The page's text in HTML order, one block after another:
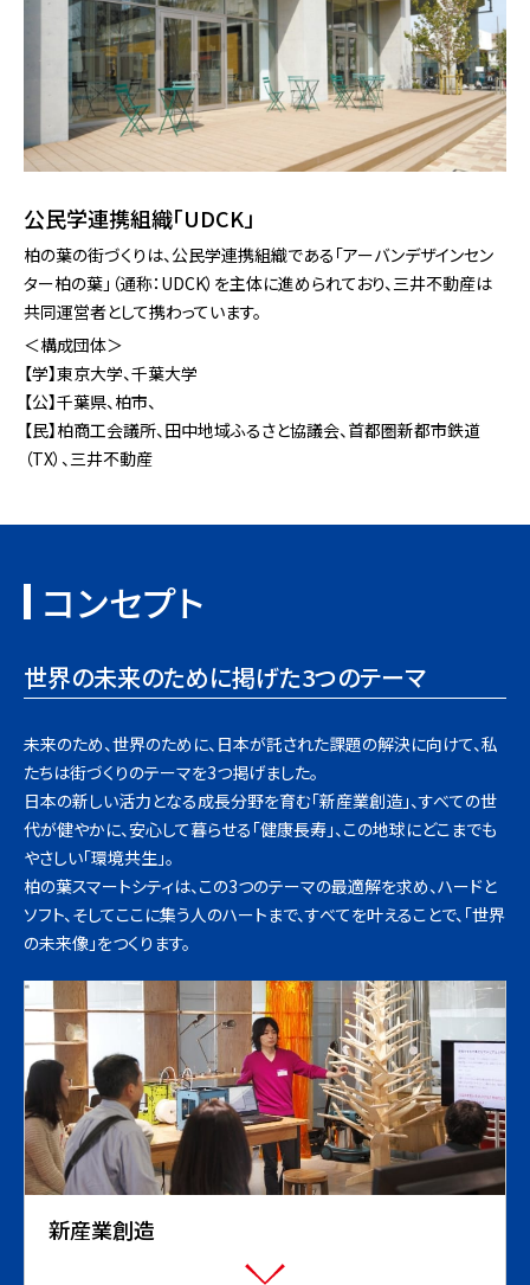
公⺠学連携組織「UDCK」
柏の葉の街づくりは、公⺠学連携組織である「アーバンデザインセン
ター柏の葉」（通称：UDCK）を主体に進められており、三井不動産は
共同運営者として携わっています。
＜構成団体＞
【学】東京⼤学、千葉⼤学
【公】千葉県、柏市、
【⺠】柏商⼯会議所、⽥中地域ふるさと協議会、⾸都圏新都市鉄道
（TX）、三井不動産
コンセプト
世界の未来のために掲げた3つのテーマ
未来のため、世界のために、日本が託された課題の解決に向けて、私
たちは街づくりのテーマを3つ掲げました。
日本の新しい活力となる成長分野を育む「新産業創造」、すべての世
代が健やかに、安心して暮らせる「健康長寿」、この地球にどこまでも
やさしい「環境共生」。
柏の葉スマートシティは、この3つのテーマの最適解を求め、ハードと
ソフト、そしてここに集う人のハートまで、すべてを叶えることで、「世界
の未来像」をつくります。
新産業創造